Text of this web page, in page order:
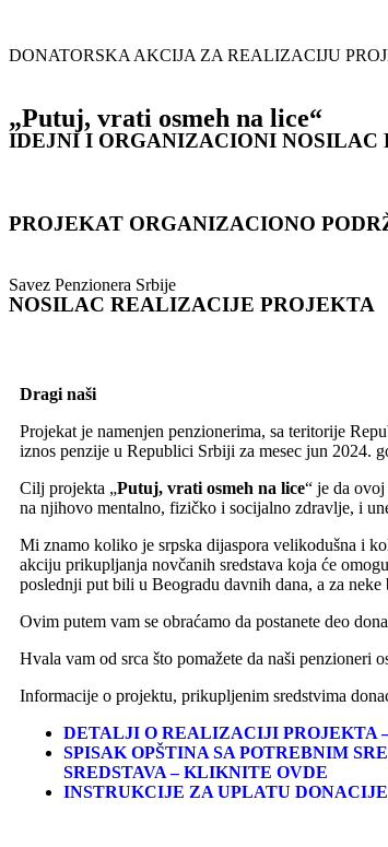
DONATORSKA AKCIJA ZA REALIZACIJU
„Putuj, vrati osmeh na lice“
IDEJNI I ORGANIZACIONI NOSILAC
PROJEKAT ORGANIZACIONO
Savez Penzionera Srbije
NOSILAC REALIZACIJE PROJEKTA
Dragi naši
Projekat je namenjen penzionerima, sa teritorije
iznos penzije u Republici Srbiji za mesec jun 2024.
Cilj projekta „Putuj, vrati osmeh na lice“ je da
na njihovo mentalno, fizičko i socijalno zdravlje, i
Mi znamo koliko je srpska dijaspora velikodušna i
akciju prikupljanja novčanih sredstava koja će
poslednji put bili u Beogradu davnih dana, a za
Ovim putem vam se obraćamo da postanete deo
Hvala vam od srca što pomažete da naši penzioneri
Informacije o projektu, prikupljenim sredstvima
DETALJI O REALIZACIJI PROJEKTA
SPISAK OPŠTINA SA POTREBNIM
SREDSTAVA – KLIKNITE OVDE
INSTRUKCIJE ZA UPLATU